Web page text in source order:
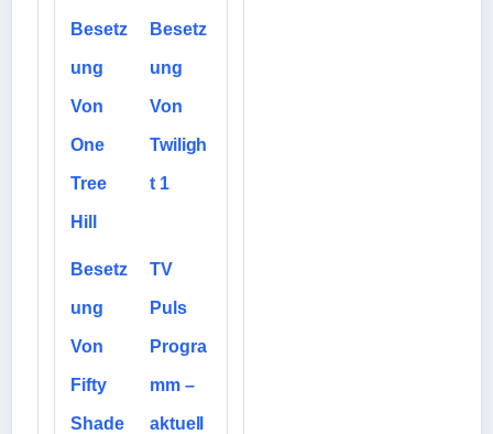
Besetz
ung
Von
One
Tree
Hill
Besetz
ung
Von
Twiligh
t 1
Besetz
ung
Von
Fifty
Shade
TV
Puls
Progra
mm –
aktuell